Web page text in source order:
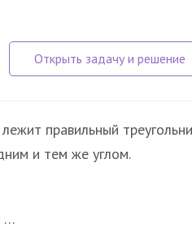
лежит правильный
и тем же углом.
…